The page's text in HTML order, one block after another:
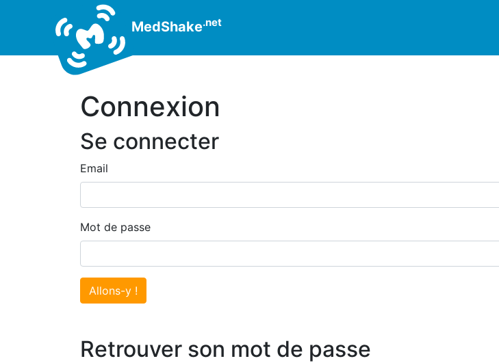
MedShake.net
Connexion
Se connecter
Email
Mot de passe
Allons-y !
Retrouver son mot de passe